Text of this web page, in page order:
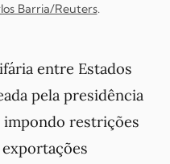
Barria/Reuters.
entre Estados
pela presidência
impondo restrições